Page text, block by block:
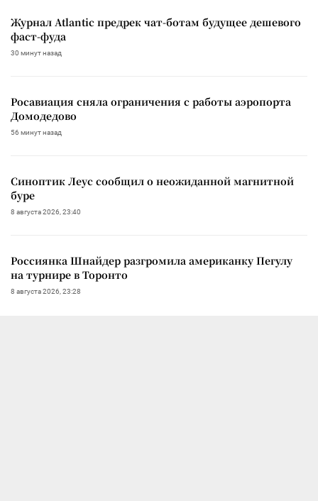
Журнал Atlantic предрек чат-ботам будущее дешевого
фаст-фуда
30 минут назад
Росавиация сняла ограничения с работы аэропорта
Домодедово
56 минут назад
Синоптик Леус сообщил о неожиданной магнитной
буре
8 августа 2026, 23:40
Россиянка Шнайдер разгромила американку Пегулу
на турнире в Торонто
8 августа 2026, 23:28